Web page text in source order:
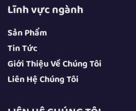
Lĩnh vực ngành
Sản Phẩm
Tin Tức
Giới Thiệu Về Chúng Tôi
Liên Hệ Chúng Tôi